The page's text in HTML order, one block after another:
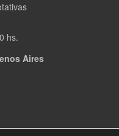
hs.
Aires